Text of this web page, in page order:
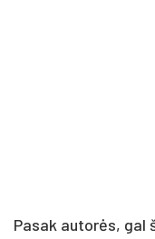
Pasak autorės, gal